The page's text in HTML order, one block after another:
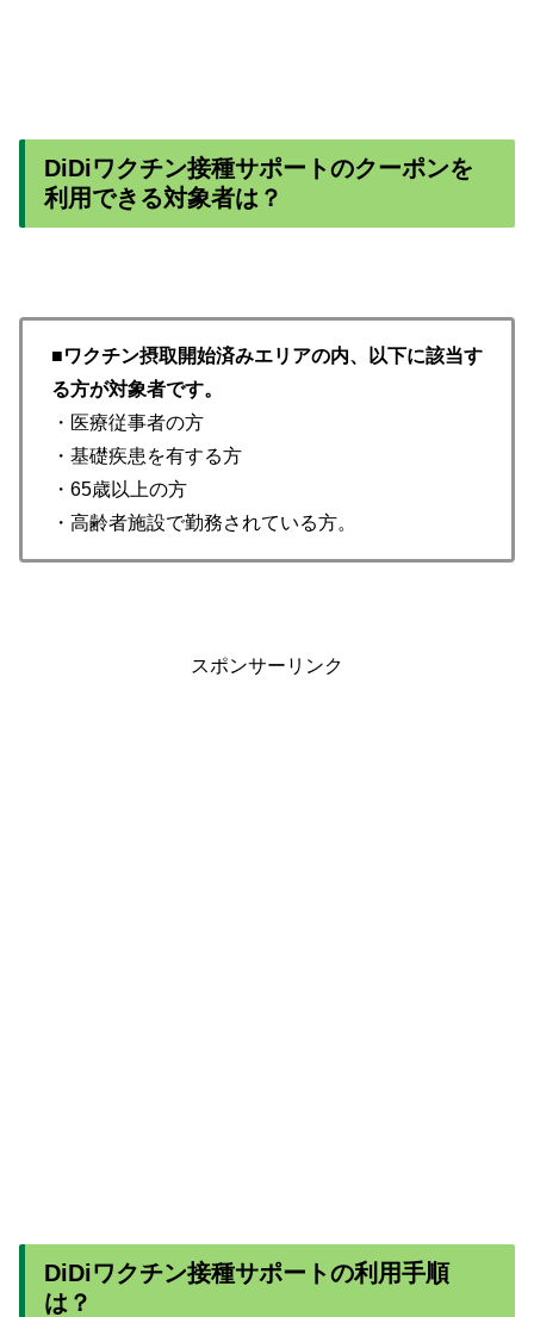
DiDiワクチン接種サポートのクーポンを
利用できる対象者は？
■ワクチン摂取開始済みエリアの内、以下に該当す
る方が対象者です。
・医療従事者の方
・基礎疾患を有する方
・65歳以上の方
・高齢者施設で勤務されている方。
スポンサーリンク
DiDiワクチン接種サポートの利用手順
は？